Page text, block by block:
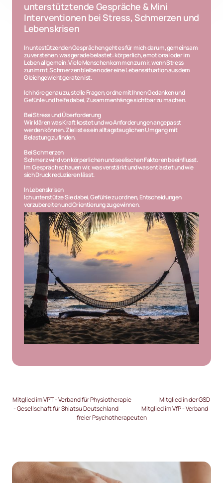
unterstütztende Gespräche & Mini
Interventionen bei Stress, Schmerzen und
Lebenskrisen
In untestützenden Gesprächen geht es für mich darum, gemeinsam
zu verstehen, was gerade belastet: körperlich, emotional oder im
Leben allgemein. Viele Menschen kommen zu mir, wenn Stress
zunimmt, Schmerzen bleiben oder eine Lebenssituation aus dem
Gleichgewicht geraten ist.
Ich höre genau zu, stelle Fragen, ordne mit Ihnen Gedanken und
Gefühle und helfe dabei, Zusammenhänge sichtbar zu machen.
Bei Stress und Überforderung
Wir klären was Kraft kostet und wo Anforderungen angepasst
werden können. Ziel ist es ein alltagstauglichen Umgang mit
Belastung zu finden.
Bei Schmerzen
Schmerz wird von körperlichen und seelischen Faktoren beeinflusst.
Im  Gespräch schauen wir, was verstärkt und was entlastet und wie
sich Druck reduzieren lässt.
In Lebenskrisen
Ich unterstütze Sie dabei, Gefühle zu ordnen, Entscheidungen
vorzubereiten und Orientierung zu gewinnen.
Mitglied im VPT - Verband für Physiotherapie                            Mitglied in der GSD
- Gesellschaft für Shiatsu Deutschland                       Mitglied im VfP - Verband
freier Psychotherapeuten